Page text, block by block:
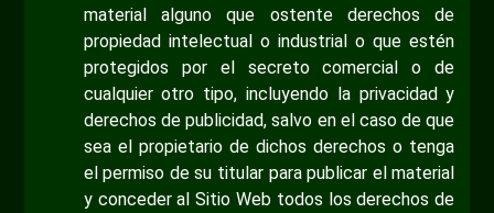
material alguno que ostente derechos de
propiedad intelectual o industrial o que estén
protegidos por el secreto comercial o de
cualquier otro tipo, incluyendo la privacidad y
derechos de publicidad, salvo en el caso de que
sea el propietario de dichos derechos o tenga
el permiso de su titular para publicar el material
y conceder al Sitio Web todos los derechos de